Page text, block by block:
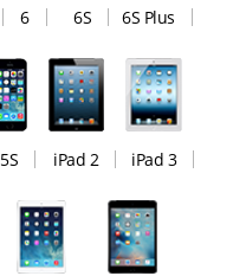
6 6S 6S Plus
5S iPad 2 iPad 3